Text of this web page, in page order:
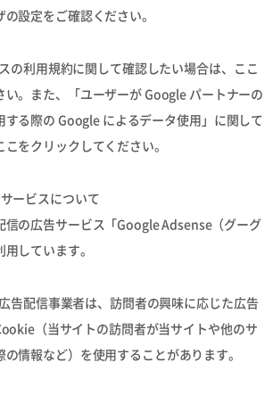
設定をご確認ください。
の利用規約に関して確認したい場合は、ここ
い。また、「ユーザーが Google パートナーの
する際の Google によるデータ使用」に関して
をクリックしてください。
ービスについて
信の広告サービス「Google Adsense（グーグ
しています。
告配信事業者は、訪問者の興味に応じた広告
（当サイトの訪問者が当サイトや他のサ
情報など）を使用することがあります。